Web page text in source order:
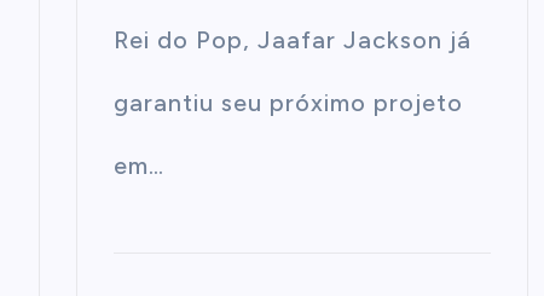
Rei do Pop, Jaafar Jackson já
garantiu seu próximo projeto
em…